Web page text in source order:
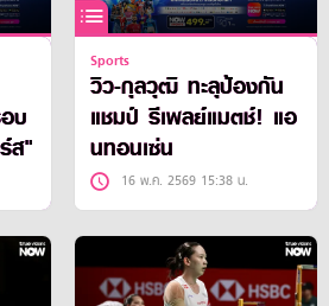
ส"
Sports
วิว-กุลวุฒิ ทะลุป้องกัน
แชมป์ รีเพลย์แมตช์! แอ
นทอนเซ่น
16 พ.ค. 2569 15:38 น.